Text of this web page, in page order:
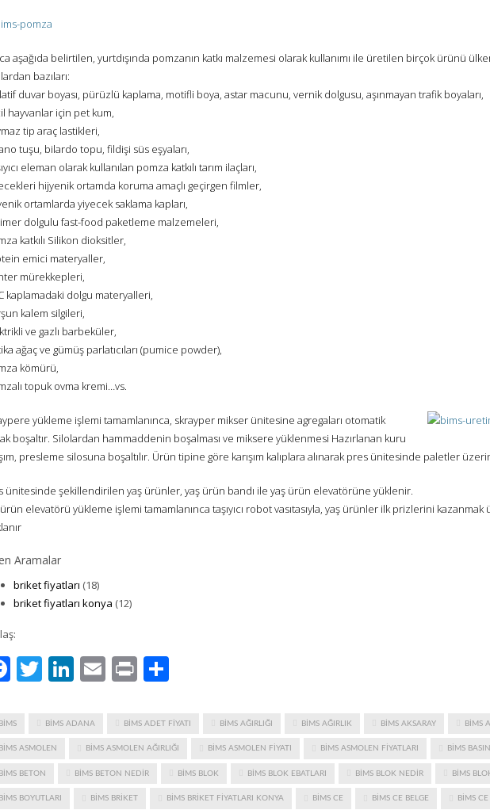
aşağıda belirtilen, yurtdışında pomzanın katkı malzemesi olarak kullanımı ile üretilen birçok ürünü
bazıları:
duvar boyası, pürüzlü kaplama, motifli boya, astar macunu, vernik dolgusu, aşınmayan trafik boyaları,
hayvanlar için pet kum,
tip araç lastikleri,
tuşu, bilardo topu, fildişi süs eşyaları,
eleman olarak kullanılan pomza katkılı tarım ilaçları,
hijyenik ortamda koruma amaçlı geçirgen filmler,
ortamlarda yiyecek saklama kapları,
dolgulu fast-food paketleme malzemeleri,
katkılı Silikon dioksitler,
emici materyaller,
mürekkepleri,
kaplamadaki dolgu materyalleri,
kalem silgileri,
ve gazlı barbeküler,
ağaç ve gümüş parlatıcıları (pumice powder),
kömürü,
topuk ovma kremi…vs.
yükleme işlemi tamamlanınca, skrayper mikser ünitesine agregaları otomatik
boşaltır. Silolardan hammaddenin boşalması ve miksere yüklenmesi Hazırlanan kuru
presleme silosuna boşaltılır. Ürün tipine göre karışım kalıplara alınarak pres ünitesinde paletler
ünitesinde şekillendirilen yaş ürünler, yaş ürün bandı ile yaş ürün elevatörüne yüklenir.
elevatörü yükleme işlemi tamamlanınca taşıyıcı robot vasıtasıyla, yaş ürünler ilk prizlerini
Aramalar
briket fiyatları (18)
briket fiyatları konya (12)
Facebook
Twitter
LinkedIn
Email
PrintShare
BIMS ADANA BIMS ADET FIYATI BIMS AĞIRLIĞI BIMS AĞIRLIK BIMS AKSARAY BIMS
ASMOLEN BIMS ASMOLEN AĞIRLIĞI BIMS ASMOLEN FIYATI BIMS ASMOLEN FIYATLARI BIMS
BETON BIMS BETON NEDIR BIMS BLOK BIMS BLOK EBATLARI BIMS BLOK NEDIR BIMS
BOYUTLARI BIMS BRIKET BIMS BRIKET FIYATLARI KONYA BIMS CE BIMS CE BELGE BIMS CE